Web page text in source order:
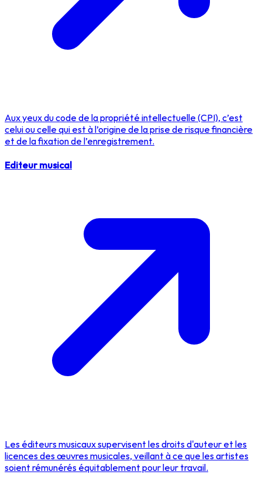
Aux yeux du code de la propriété intellectuelle (CPI), c’est
celui ou celle qui est à l’origine de la prise de risque financière
et de la fixation de l’enregistrement.
Editeur musical
Les éditeurs musicaux supervisent les droits d'auteur et les
licences des œuvres musicales, veillant à ce que les artistes
soient rémunérés équitablement pour leur travail.